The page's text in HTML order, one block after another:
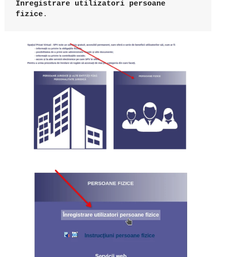
Înregistrare utilizatori persoane
fizice.